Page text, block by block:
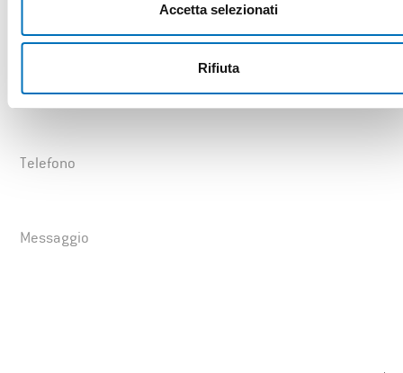
Accetta selezionati
Rifiuta
Email
Telefono
Messaggio